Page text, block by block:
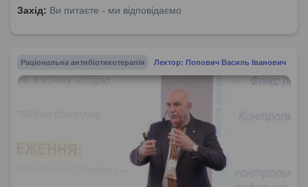
Захід: Ви питаєте - ми відповідаємо
Раціональна антибіотикотерапія Лектор: Попович Василь Іванович